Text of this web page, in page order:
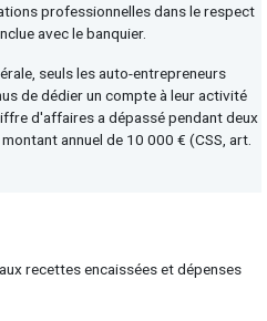
professionnelles dans le respect
avec le banquier.
seuls les auto-entrepreneurs
de dédier un compte à leur activité
d'affaires a dépassé pendant deux
annuel de 10 000 € (CSS, art.
recettes encaissées et dépenses